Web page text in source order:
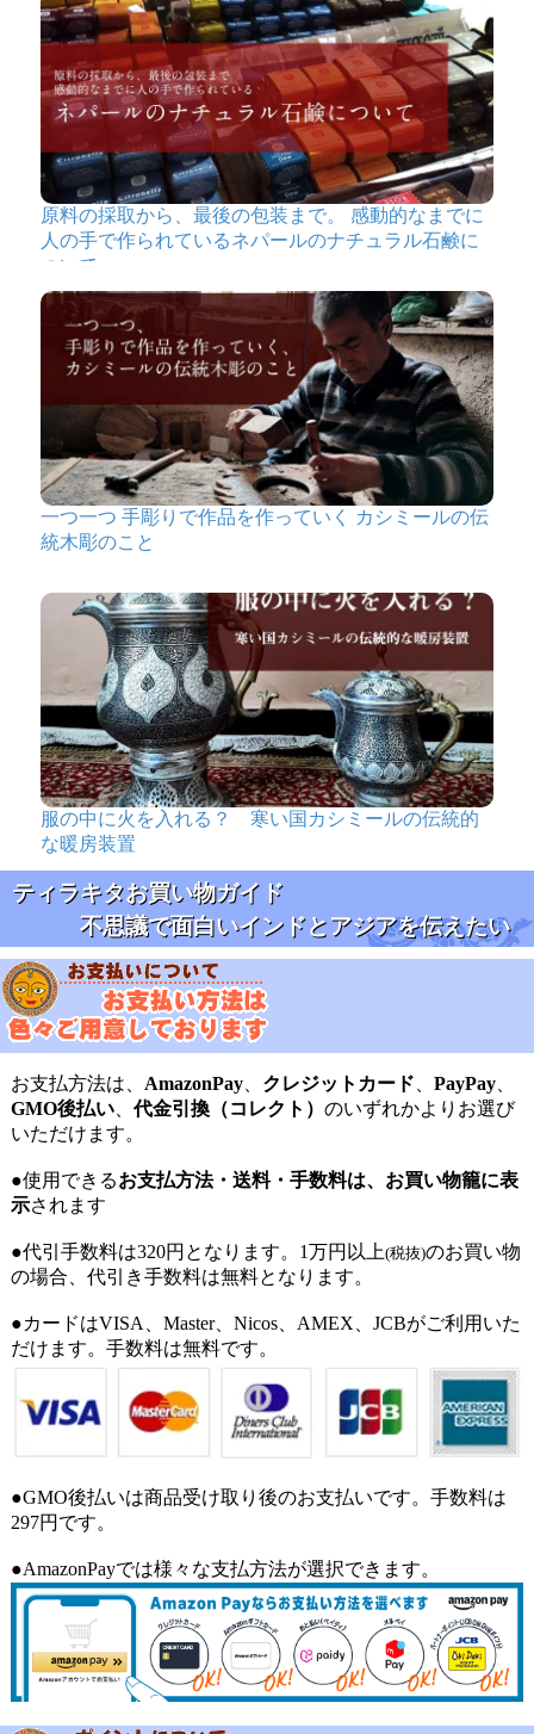
原料の採取から、最後の包装まで。 感動的なまでに
人の手で作られているネパールのナチュラル石鹸に
ついて
一つ一つ 手彫りで作品を作っていく カシミールの伝
統木彫のこと
服の中に火を入れる？ 寒い国カシミールの伝統的
な暖房装置
ティラキタお買い物ガイド
不思議で面白いインドとアジアを伝えたい
お支払方法は、 AmazonPay、 クレジットカード PayPay、
GMO後払い、代金引換（コレクト） のいずれかよりお選び
いただけます。
●使用できるお支払方法・送料・手数料は、お買い物籠に表
示されます
●代引手数料は320円となります。1万円以上(税抜)のお買い物
の場合、代引き手数料は無料となります。
●カードはVISA、Master、Nicos、AMEX、JCBがご利用いた
だけます。手数料は無料です。
●GMO後払いは商品受け取り後のお支払いです。手数料は
297円です。
●AmazonPayでは様々な支払方法が選択できます。